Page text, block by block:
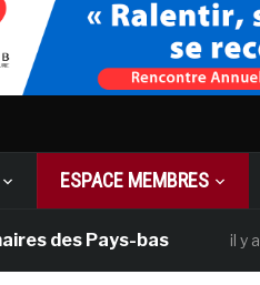
ESPACE MEMBRES
Pays-bas il y a 1 mois